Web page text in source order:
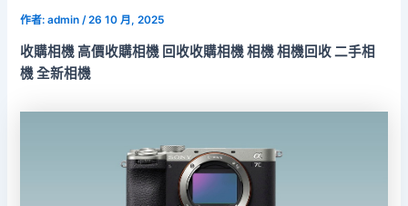
作者:admin/26 10 月, 2025
收購相機 高價收購相機 回收收購相機 相機 相機回收 二手相
機 全新相機